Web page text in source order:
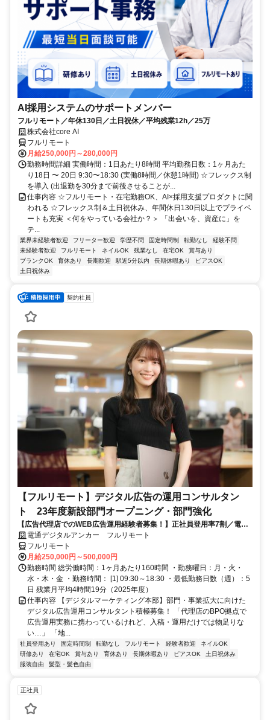
AI採用システムのサポートメンバー
フルリモート／年休130日／土日祝休／平均残業12h／25万
株式会社core AI
フルリモート
月給250,000円～280,000円
勤務時間詳細 実働時間：1日あたり8時間 平均勤務日数：1ヶ月あた
り18日 〜 20日 9:30〜18:30 (実働8時間／休憩1時間) ☆フレックス制
を導入 (出退勤を30分まで前後させることが...
仕事内容 ☆フルリモート・在宅勤務OK、AI×採用支援プロダクトに関
われる ☆フレックス制＆土日祝休み、年間休日130日以上でプライベ
ートも充実 ＜何をやっている会社か？＞ 「出会いを、資産に」を
テ...
業界未経験者歓迎 フリーター歓迎 学歴不問 固定時間制 転勤なし
経験不問
未経験者歓迎
フルリモート ネイルOK 残業なし 在宅OK
賞与あり
ブランクOK
育休あり 長期歓迎 駅近5分以内 長期休暇あり
ピアスOK
土日祝休み
契約社員
【フルリモート】デジタル広告の運用コンサルタン
ト 23年度新設部門オープニング・部門強化
【広告代理店でのWEB広告運用経験者募集！】正社員登用率7割／電通
G／全国×完全在宅／年休126日・土日祝休み／残業月平均4時間19分
電通デジタルアンカー フルリモート
フルリモート
月給250,000円～500,000円
勤務時間 総労働時間：1ヶ月あたり160時間 ・勤務曜日：月・火・
水・木・金 ・勤務時間： [1] 09:30～18:30 ・最低勤務日数（週）：5
日 残業月平均4時間19分（2025年度）
仕事内容 【デジタルマーケティング本部】部門・事業拡大に向けた
デジタル広告運用コンサルタント積極募集！ 「代理店のBPO拠点で
広告運用実務に携わっているけれど、入稿・運用だけでは物足りな
い…」 「地...
社員登用あり 固定時間制 転勤なし フルリモート 経験者歓迎
ネイルOK
研修あり
在宅OK 賞与あり 育休あり 長期休暇あり ピアスOK
土日祝休み
服装自由
髪型・髪色自由
正社員